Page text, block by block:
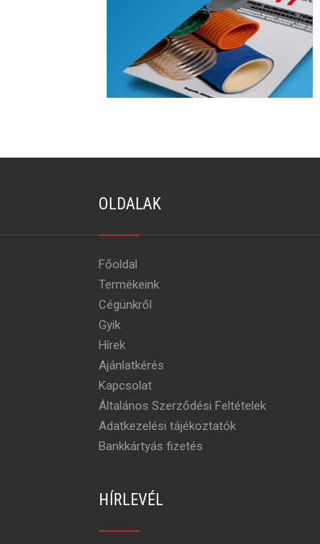
OLDALAK
Főoldal
Termékeink
Cégünkről
Gyik
Hírek
Ajánlatkérés
Kapcsolat
Általános Szerződési Feltételek
Adatkezelési tájékoztatók
Bankkártyás fizetés
HÍRLEVÉL